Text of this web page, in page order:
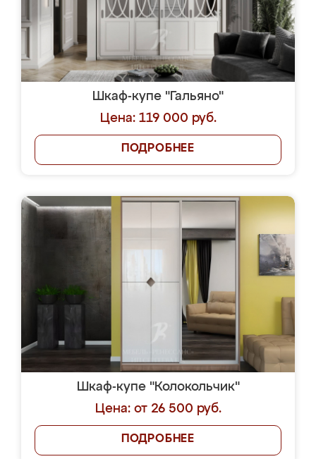
Шкаф-купе "Гальяно"
Цена: 119 000 руб.
ПОДРОБНЕЕ
Шкаф-купе "Колокольчик"
Цена: от 26 500 руб.
ПОДРОБНЕЕ